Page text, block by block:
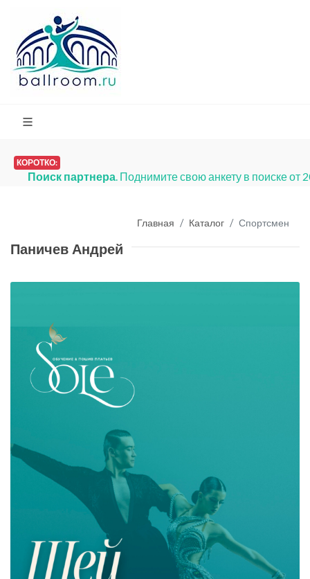
КОРОТКО:
Поиск партнера. Поднимите свою анкету в поиске от
Главная Каталог Спортсмен
Паничев Андрей